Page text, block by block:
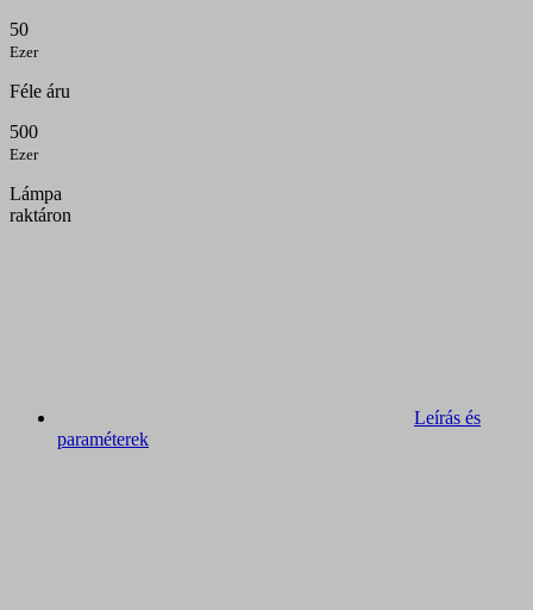
50
Ezer
Féle áru
500
Ezer
Lámpa
raktáron
Leírás és
paraméterek